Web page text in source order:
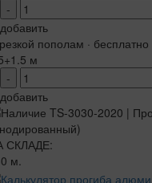
-
добавить
пополам · бесплатно
м
-
добавить
СКЛАДЕ:
м.